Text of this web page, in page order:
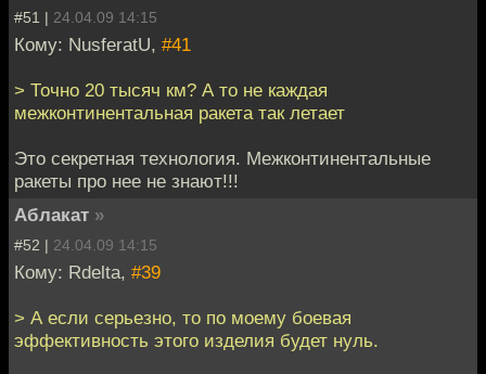
#51 | 24.04.09 14:15
Кому: NusferatU, #41
> Точно 20 тысяч км? А то не каждая
межконтинентальная ракета так летает
Это секретная технология. Межконтинентальные
ракеты про нее не знают!!!
Аблакат »
#52 | 24.04.09 14:15
Кому: Rdelta, #39
> А если серьезно, то по моему боевая
эффективность этого изделия будет нуль.